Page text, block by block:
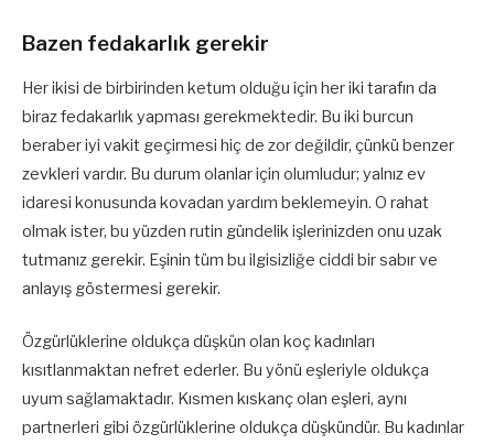
Bazen fedakarlık gerekir
Her ikisi de birbirinden ketum olduğu için her iki tarafın da
biraz fedakarlık yapması gerekmektedir. Bu iki burcun
beraber iyi vakit geçirmesi hiç de zor değildir, çünkü benzer
zevkleri vardır. Bu durum olanlar için olumludur; yalnız ev
idaresi konusunda kovadan yardım beklemeyin. O rahat
olmak ister, bu yüzden rutin gündelik işlerinizden onu uzak
tutmanız gerekir. Eşinin tüm bu ilgisizliğe ciddi bir sabır ve
anlayış göstermesi gerekir.
Özgürlüklerine oldukça düşkün olan koç kadınları
kısıtlanmaktan nefret ederler. Bu yönü eşleriyle oldukça
uyum sağlamaktadır. Kısmen kıskanç olan eşleri, aynı
partnerleri gibi özgürlüklerine oldukça düşkündür. Bu kadınlar